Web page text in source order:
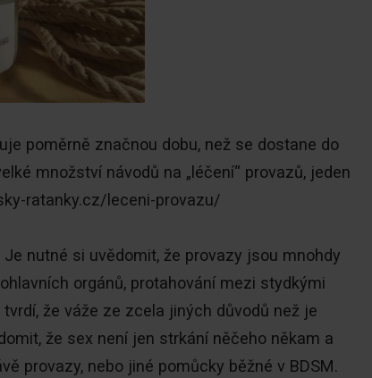
poměrně značnou dobu, než se dostane do
množství návodů na „léčení“ provazů, jeden
ratanky.cz/leceni-provazu/
nutné si uvědomit, že provazy jsou mnohdy
orgánů, protahování mezi stydkými
že váže ze zcela jiných důvodů než je
že sex není jen strkání něčeho někam a
provazy, nebo jiné pomůcky běžné v BDSM.